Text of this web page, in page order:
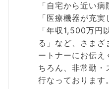
「自宅から近い病
「医療機器が充実
「年収1,500万円
る」など、さま
ートナーにお伝え
ちろん、非常勤・
行なっております。